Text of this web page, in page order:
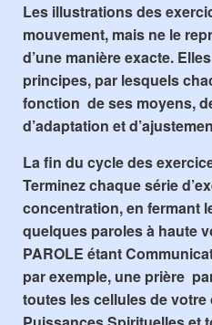
Les illustrations des
mouvement, mais ne le
d’une manière exacte.
principes, par lesquels
fonction de ses moyens,
d’adaptation et
La fin du cycle des
Terminez chaque série
concentration, en fermant
quelques paroles à haute
PAROLE étant
par exemple, une prière
toutes les cellules de